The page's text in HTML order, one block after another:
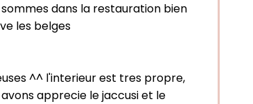
dans la restauration bien
les belges
^^ l'interieur est tres propre,
apprecie le jaccusi et le